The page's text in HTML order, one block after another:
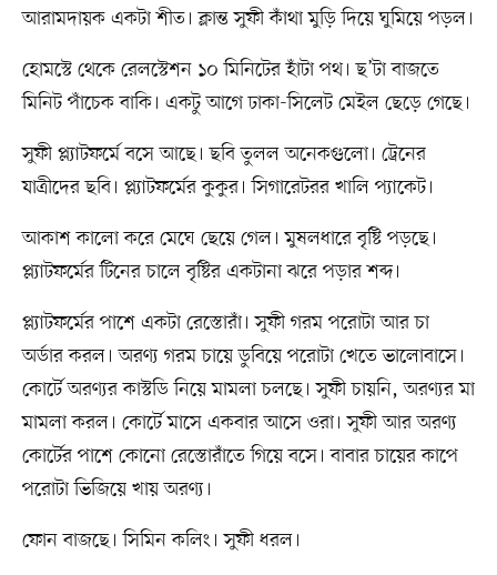
আরামদায়ক একটা শীত। ক্লান্ত সুফী কাঁথা মুড়ি দিয়ে ঘুমিয়ে পড়ল।
হোমস্টে থেকে রেলস্টেশন ১০ মিনিটের হাঁটা পথ। ছ’টা বাজতে
মিনিট পাঁচেক বাকি। একটু আগে ঢাকা-সিলেট মেইল ছেড়ে গেছে।
সুফী প্ল্যাটফর্মে বসে আছে। ছবি তুলল অনেকগুলো। ট্রেনের
যাত্রীদের ছবি। প্ল্যাটফর্মের কুকুর। সিগারেটরর খালি প্যাকেট।
আকাশ কালো করে মেঘে ছেয়ে গেল। মুষলধারে বৃষ্টি পড়ছে।
প্ল্যাটফর্মের টিনের চালে বৃষ্টির একটানা ঝরে পড়ার শব্দ।
প্ল্যাটফর্মের পাশে একটা রেস্তোরাঁ। সুফী গরম পরোটা আর চা
অর্ডার করল। অরণ্য গরম চায়ে ডুবিয়ে পরোটা খেতে ভালোবাসে।
কোর্টে অরণ্যর কাস্টডি নিয়ে মামলা চলছে। সুফী চায়নি, অরণ্যর মা
মামলা করল। কোর্টে মাসে একবার আসে ওরা। সুফী আর অরণ্য
কোর্টের পাশে কোনো রেস্তোরাঁতে গিয়ে বসে। বাবার চায়ের কাপে
পরোটা ভিজিয়ে খায় অরণ্য।
ফোন বাজছে। সিমিন কলিং। সুফী ধরল।